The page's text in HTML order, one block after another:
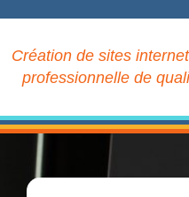
Création de sites
professionnelle de